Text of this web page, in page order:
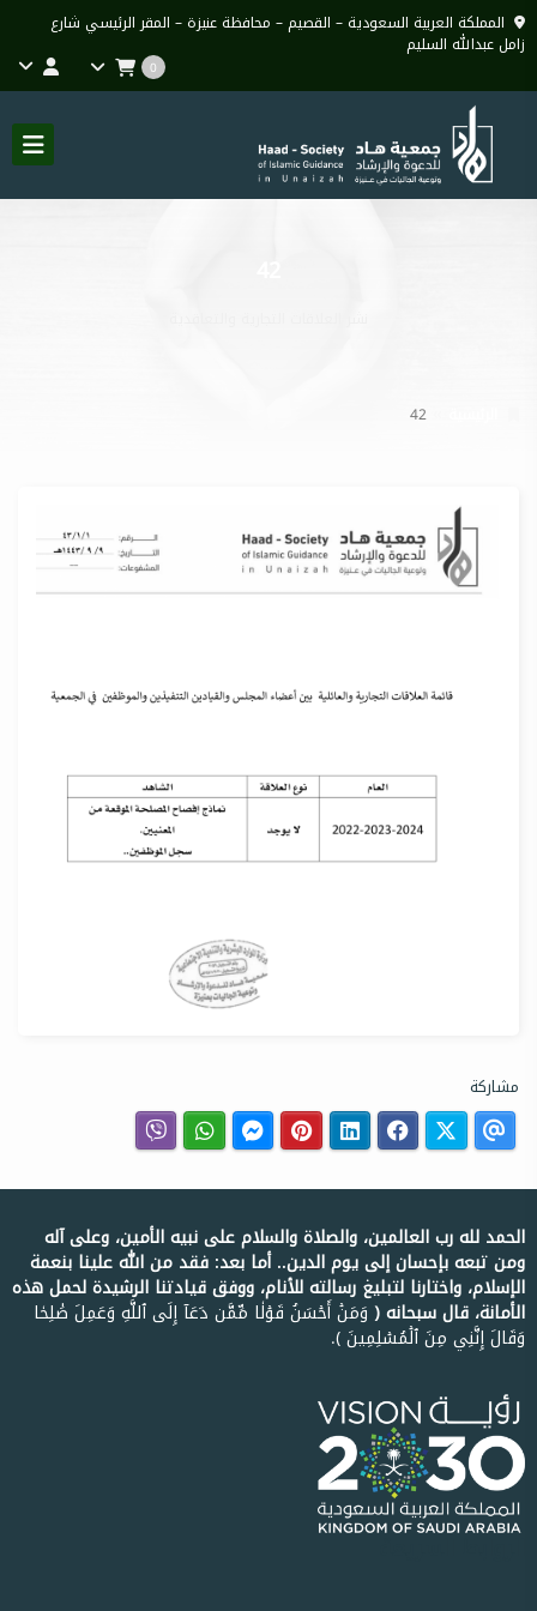
المملكة العربية السعودية – القصيم – محافظة عنيزة – المقر الرئيسي شارع
زامل عبدالله السليم
0
42
مشاركة
الحمد لله رب العالمين، والصلاة والسلام على نبيه الأمين، وعلى آله
ومن تبعه بإحسان إلى يوم الدين.. أما بعد: فقد من الله علينا بنعمة
الإسلام، واختارنا لتبليغ رسالته للأنام، ووفق قيادتنا الرشيدة لحمل هذه
الأمانة، قال سبحانه ﴿ وَمَنۡ أَحۡسَنُ قَوۡلٗا مِّمَّن دَعَآ إِلَى ٱللَّهِ وَعَمِلَ صَٰلِحٗا
وَقَالَ إِنَّنِي مِنَ ٱلۡمُسۡلِمِينَ ﴾.